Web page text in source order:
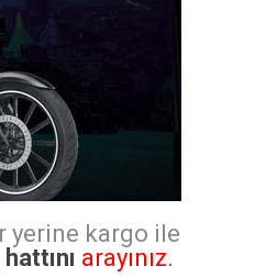
yerine kargo ile
arayınız.